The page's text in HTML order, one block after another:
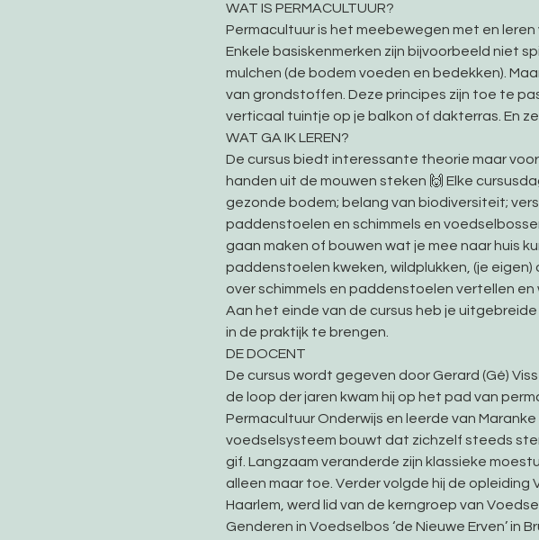
WAT IS PERMACULTUUR?
Permacultuur is het meebewegen met en
Enkele basiskenmerken zijn bijvoorbeeld niet
mulchen (de bodem voeden en bedekken).
van grondstoffen. Deze principes zijn toe te
verticaal tuintje op je balkon of dakterras. En
WAT GA IK LEREN?
De cursus biedt interessante theorie maar
handen uit de mouwen steken 🙌 Elke
gezonde bodem; belang van biodiversiteit;
paddenstoelen en schimmels en
gaan maken of bouwen wat je mee naar huis
paddenstoelen kweken, wildplukken, (je
over schimmels en paddenstoelen vertellen
Aan het einde van de cursus heb je
in de praktijk te brengen.
DE DOCENT
De cursus wordt gegeven door Gerard (Gé)
de loop der jaren kwam hij op het pad van
Permacultuur Onderwijs en leerde van
voedselsysteem bouwt dat zichzelf steeds
gif. Langzaam veranderde zijn klassieke
alleen maar toe. Verder volgde hij de
Haarlem, werd lid van de kerngroep van
Genderen in Voedselbos ‘de Nieuwe Erven’